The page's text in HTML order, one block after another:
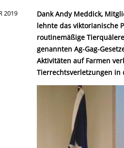
2019
Dank Andy Meddick,
lehnte das viktorianische
routinemäßige
genannten Ag-Gag-
Aktivitäten auf Farmen
Tierrechtsverletzungen in